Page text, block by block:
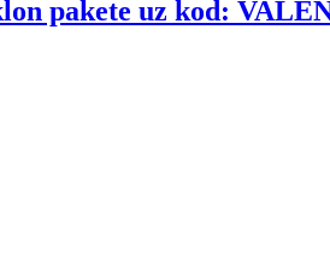
pakete uz kod: